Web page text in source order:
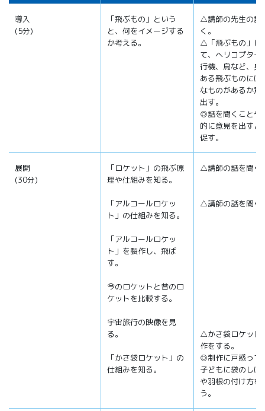
導入
(5分)
「飛ぶもの」という
と、何をイメージする
か考える。
△講師の先生の話
く。
△「飛ぶもの」に
て、ヘリコプター
行機、鳥など、身
ある飛ぶものには
なものがあるか意
出す。
◎話を聞くことや
的に意見を出すよ
促す。
展開
(30分)
「ロケット」の飛ぶ原
理や仕組みを知る。
「アルコールロケッ
ト」の仕組みを知る。
「アルコールロケッ
ト」を製作し、飛ば
す。
今のロケットと昔のロ
ケットを比較する。
宇宙旅行の映像を見
る。
「かさ袋ロケット」の
仕組みを知る。
△講師の話を聞く
△講師の話を聞く
△かさ袋ロケット
作をする。
◎制作に戸惑って
子どもに袋のしば
や羽根の付け方を
う。